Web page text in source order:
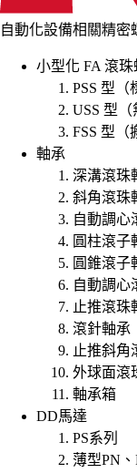
自動化設備相關精密
小型化 FA 滾珠
PSS 型（
USS 型（
FSS 型（
軸承
深溝滾珠
斜角滾珠
自動調心
圓柱滾子
圓錐滾子
自動調心
止推滾珠
滾針軸承
止推斜角
外球面滾
軸承箱
DD馬達
PS系列
薄型PN、